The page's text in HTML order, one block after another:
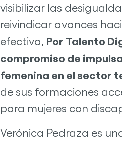
visibilizar las
reivindicar avances
efectiva, Por Talento
compromiso de
femenina en el sector
de sus formaciones
para mujeres con
Verónica Pedraza es